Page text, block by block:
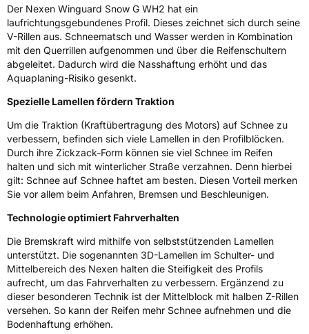
FahrzeugklasseC1
3PMSF / Schneeflockensymbol / Alpine-SymbolJa
EisgripNein
EPREL ID 430240
Allgemeine Produktsicherheit (GPSR)
HerstellerkontaktNEXEN TIRE EUROPE s.r.o., Lise-Meitner-
Strasse 1 65779 Kelkheim Deutschland,
marketing.nte@nexentire.com
Der Nexen Winguard Snow G WH2 hat ein
laufrichtungsgebundenes Profil. Dieses zeichnet sich durch seine
V-Rillen aus. Schneematsch und Wasser werden in Kombination
mit den Querrillen aufgenommen und über die Reifenschultern
abgeleitet. Dadurch wird die Nasshaftung erhöht und das
Aquaplaning-Risiko gesenkt.
Spezielle Lamellen fördern Traktion
Um die Traktion (Kraftübertragung des Motors) auf Schnee zu
verbessern, befinden sich viele Lamellen in den Profilblöcken.
Durch ihre Zickzack-Form können sie viel Schnee im Reifen
halten und sich mit winterlicher Straße verzahnen. Denn hierbei
gilt: Schnee auf Schnee haftet am besten. Diesen Vorteil merken
Sie vor allem beim Anfahren, Bremsen und Beschleunigen.
Technologie optimiert Fahrverhalten
Die Bremskraft wird mithilfe von selbststützenden Lamellen
unterstützt. Die sogenannten 3D-Lamellen im Schulter- und
Mittelbereich des Nexen halten die Steifigkeit des Profils
aufrecht, um das Fahrverhalten zu verbessern. Ergänzend zu
dieser besonderen Technik ist der Mittelblock mit halben Z-Rillen
versehen. So kann der Reifen mehr Schnee aufnehmen und die
Bodenhaftung erhöhen.